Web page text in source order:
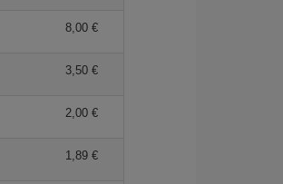
8,00 €
3,50 €
2,00 €
1,89 €